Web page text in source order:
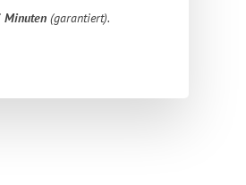
Minuten (garantiert).